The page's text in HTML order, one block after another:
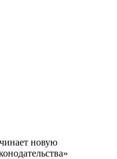
новую